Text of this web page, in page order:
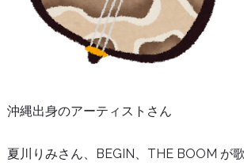
沖縄出身のアーティストさん
夏川りみさん、BEGIN、THE BOOM が